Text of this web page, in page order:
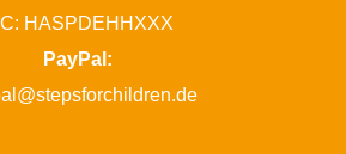
HASPDEHHXXX
PayPal: